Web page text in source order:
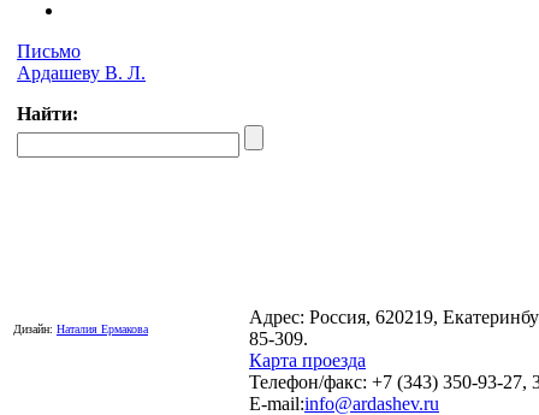
Письмо
Ардашеву В. Л.
Найти:
Дизайн: Наталия Ермакова
Адрес: Россия, 620219,
85-309.
Карта проезда
Телефон/факс: +7 (343) 350-93-27,
E-mail:info@ardashev.ru